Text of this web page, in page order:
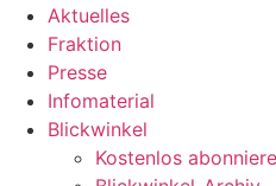
Aktuelles
Fraktion
Presse
Infomaterial
Blickwinkel
Kostenlos